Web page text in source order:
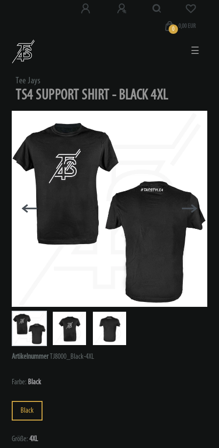
0 0,00 EUR
☰
Tee Jays
TS4 SUPPORT SHIRT - BLACK 4XL
Artikelnummer TJ8000_Black-4XL
Farbe: Black
Black
Größe: 4XL